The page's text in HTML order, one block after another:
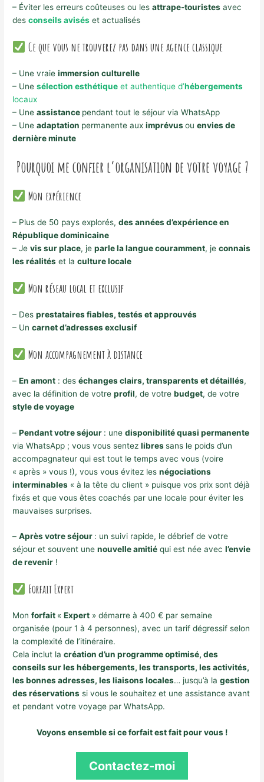
– Éviter les erreurs coûteuses ou lesattrape-touristes avec
desconseils avisés et actualisés
Ce que vous ne trouverez pas dans une agence classique
– Une vraieimmersion culturelle
– Unesélection esthétique et authentique d’hébergements
locaux
– Uneassistance pendant tout le séjour via WhatsApp
– Uneadaptation permanente auximprévusouenvies de
dernière minute
Pourquoi me confier l’organisation de votre voyage ?
Mon expérience
– Plus de 50 pays explorés,des années d’expérience en
République dominicaine
– Jevis sur place, jeparle la langue couramment, jeconnais
les réalités et laculture locale
Mon réseau local et exclusif
– Desprestataires fiables, testés et approuvés
– Uncarnet d’adresses exclusif
Mon accompagnement à distance
–En amont : deséchanges clairs, transparents et détaillés,
avec la définition de votreprofil, de votrebudget, de votre
style de voyage
–Pendant votre séjour : unedisponibilité quasi permanente
via WhatsApp ; vous vous sentezlibressans le poids d’un
accompagnateur qui est tout le temps avec vous (voire
« après » vous !), vous vous évitez lesnégociations
interminables « à la tête du client » puisque vos prix sont déjà
fixés et que vous êtes coachés par une locale pour éviter les
mauvaises surprises.
–Après votre séjour : un suivi rapide, le débrief de votre
séjour et souvent unenouvelle amitié qui est née avecl’envie
de revenir !
Forfait Expert
Monforfait «Expert » démarre à 400 € par semaine
organisée (pour 1 à 4 personnes), avec un tarif dégressif selon
la complexité de l’itinéraire.
Cela inclut lacréation d’un programme optimisé, des
conseils sur les hébergements, les transports, les activités,
les bonnes adresses, les liaisons locales… jusqu’à lagestion
des réservations si vous le souhaitez et une assistance avant
et pendant votre voyage par WhatsApp.
Voyons ensemble si ce forfait est fait pour vous !
Contactez-moi